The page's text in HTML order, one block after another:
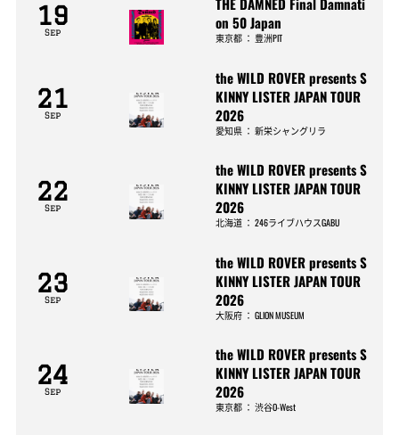
19
Sep
THE DAMNED Final Damnati
on 50 Japan
東京都 ：豊洲PIT
21
Sep
the WILD ROVER presents S
KINNY LISTER JAPAN TOUR
2026
愛知県 ：新栄シャングリラ
22
Sep
the WILD ROVER presents S
KINNY LISTER JAPAN TOUR
2026
北海道 ：246ライブハウスGABU
23
Sep
the WILD ROVER presents S
KINNY LISTER JAPAN TOUR
2026
大阪府 ：GLION MUSEUM
24
Sep
the WILD ROVER presents S
KINNY LISTER JAPAN TOUR
2026
東京都 ：渋谷O-West